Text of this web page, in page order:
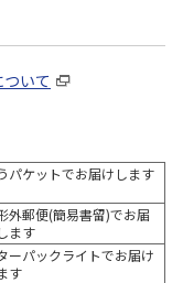
いて
パケットでお届けします
外郵便(簡易書留)でお届
ます
ーパックライトでお届け
す